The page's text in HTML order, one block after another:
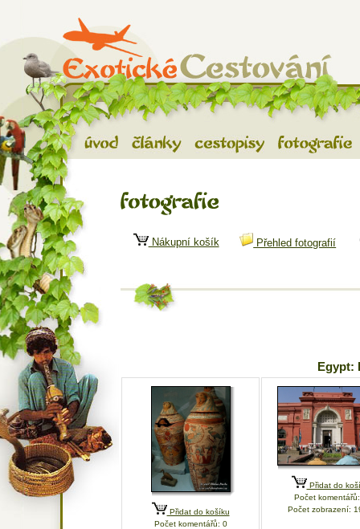
Exotické cestování - vše o exotickém
Fotografie
Nákupní košík Přehled fotografií
Egypt:
Přidat do košíku
Počet komentářů: 0
Přidat do
Počet
Počet zobrazení:
Úvod Články Cestopisy Fotografie